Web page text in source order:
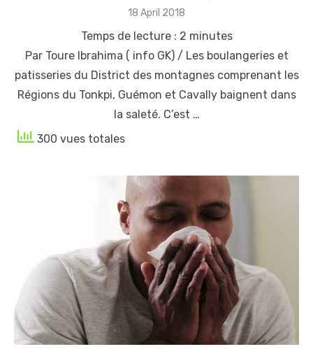
Posted
18 April 2018
Temps de lecture : 2 minutes
Par Toure Ibrahima ( info GK) / Les boulangeries et
patisseries du District des montagnes comprenant les
Régions du Tonkpi, Guémon et Cavally baignent dans
la saleté. C’est …
300 vues totales